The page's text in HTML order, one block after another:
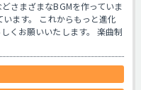
さまざまなBGMを作っていま
ます。 これからもっと進化
くお願いいたします。 楽曲制